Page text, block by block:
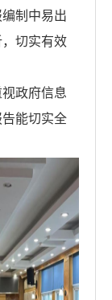
制中易出
切实有效
政府信息
能切实全